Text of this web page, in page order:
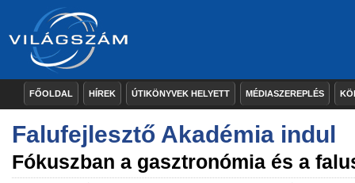
FŐOLDAL HÍREK ÚTIKÖNYVEK HELYETT MÉDIASZEREPLÉS
Falufejlesztő Akadémia indul
Fókuszban a gasztronómia és a